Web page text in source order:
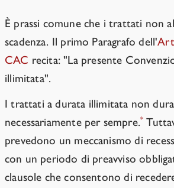
È prassi comune che i trattati non
scadenza. Il primo Paragrafo dell'
CAC recita: "La presente
illimitata".
I trattati a durata illimitata non
necessariamente per sempre.*
prevedono un meccanismo di
con un periodo di preavviso
clausole che consentono di